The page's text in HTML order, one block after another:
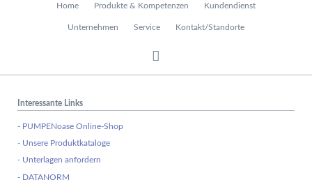
Home Produkte & Kompetenzen Kundendienst
Unternehmen Service Kontakt/Standorte
Interessante Links
- PUMPENoase Online-Shop
- Unsere Produktkataloge
- Unterlagen anfordern
- DATANORM